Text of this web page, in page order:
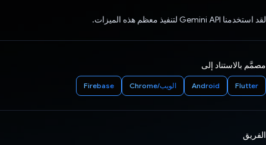
لقد استخدمنا Gemini API لتنفيذ معظم هذه الميزات.
مصمَّم بالاستناد إلى
Flutter
Android الويب/Chrome Firebase
الفريق